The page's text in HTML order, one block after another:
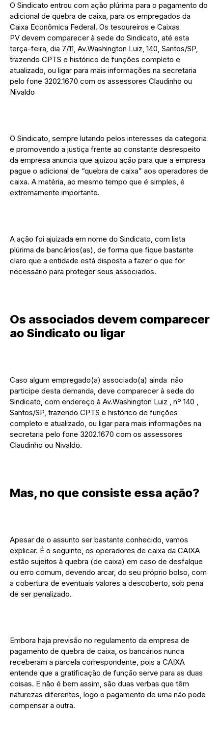
O Sindicato entrou com ação plúrima para o pagamento do
adicional de quebra de caixa, para os empregados da
Caixa Econômica Federal. Os tesoureiros e Caixas
PV devem comparecer à sede do Sindicato, até esta
terça-feira, dia 7/11, Av.Washington Luiz, 140, Santos/SP,
trazendo CPTS e histórico de funções completo e
atualizado, ou ligar para mais informações na secretaria
pelo fone 3202.1670 com os assessores Claudinho ou
Nivaldo
O Sindicato, sempre lutando pelos interesses da categoria
e promovendo a justiça frente ao constante desrespeito
da empresa anuncia que ajuizou ação para que a empresa
pague o adicional de “quebra de caixa” aos operadores de
caixa. A matéria, ao mesmo tempo que é simples, é
extremamente importante.
A ação foi ajuizada em nome do Sindicato, com lista
plúrima de bancários(as), de forma que fique bastante
claro que a entidade está disposta a fazer o que for
necessário para proteger seus associados.
Os associados devem comparecer
ao Sindicato ou ligar
Caso algum empregado(a) associado(a) ainda não
participe desta demanda, deve comparecer à sede do
Sindicato, com endereço à Av.Washington Luiz , nº 140 ,
Santos/SP, trazendo CPTS e histórico de funções
completo e atualizado, ou ligar para mais informações na
secretaria pelo fone 3202.1670 com os assessores
Claudinho ou Nivaldo.
Mas, no que consiste essa ação?
Apesar de o assunto ser bastante conhecido, vamos
explicar. É o seguinte, os operadores de caixa da CAIXA
estão sujeitos à quebra (de caixa) em caso de desfalque
ou erro comum, devendo arcar, do seu próprio bolso, com
a cobertura de eventuais valores a descoberto, sob pena
de ser penalizado.
Embora haja previsão no regulamento da empresa de
pagamento de quebra de caixa, os bancários nunca
receberam a parcela correspondente, pois a CAIXA
entende que a gratificação de função serve para as duas
coisas. E não é bem assim, são duas verbas que têm
naturezas diferentes, logo o pagamento de uma não pode
compensar a outra.